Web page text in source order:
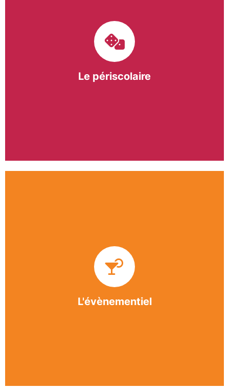
Le périscolaire
bergeracois. A travers les Temps d’Activités
Périscolaires (TAP) et les Pauses Méridiennes, nous
apportons une réponse adaptée et individualisée
L'évènementiel
BASE apporte des solutions innovantes et
originales dans l’organisation des manifestations,
festivals, conventions, colloques et assemblées